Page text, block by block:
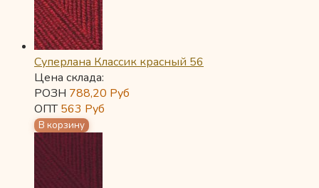
Суперлана Классик красный 56
Цена склада:
РОЗН 788,20 Руб
ОПТ563 Руб